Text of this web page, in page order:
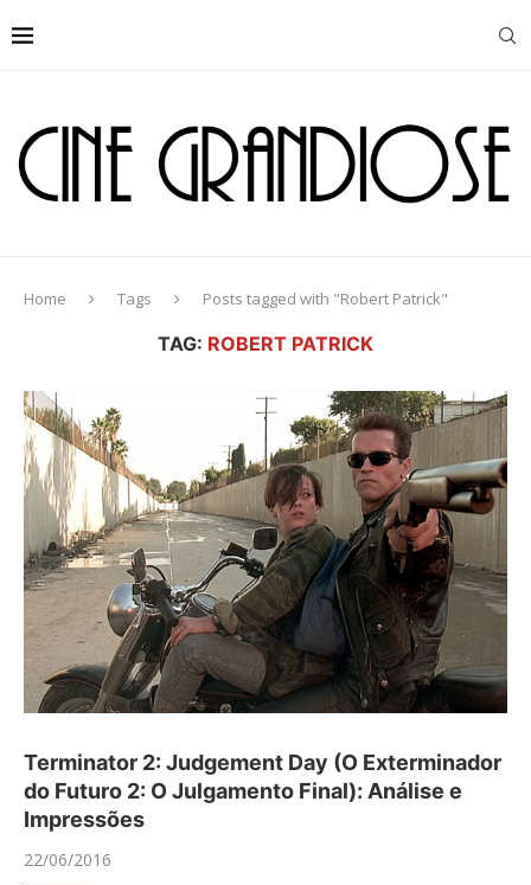
Home Tags Posts tagged with "Robert Patrick"
TAG: ROBERT PATRICK
Terminator 2: Judgement Day (O Exterminador
do Futuro 2: O Julgamento Final): Análise e
Impressões
22/06/2016